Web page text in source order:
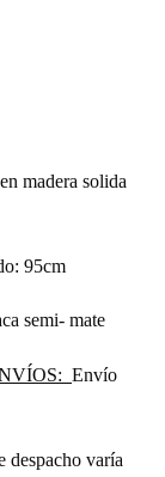
madera solida
95cm
semi- mate
Envío
varía